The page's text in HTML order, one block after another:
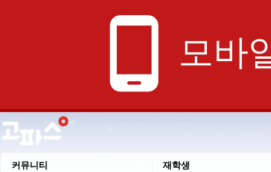
phone_android 모바
커뮤니티 재학생